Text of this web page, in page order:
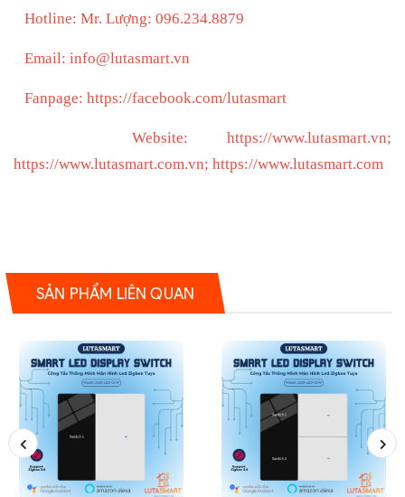
Hotline: Mr. Lượng: 096.234.8879
Email: info@lutasmart.vn
Fanpage: https://facebook.com/lutasmart
Website: https://www.lutasmart.vn;
https://www.lutasmart.com.vn; https://www.lutasmart.com
SẢN PHẨM LIÊN QUAN